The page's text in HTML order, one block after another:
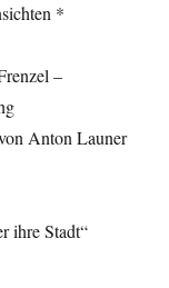
*
–
Anton Launer
ihre Stadt“